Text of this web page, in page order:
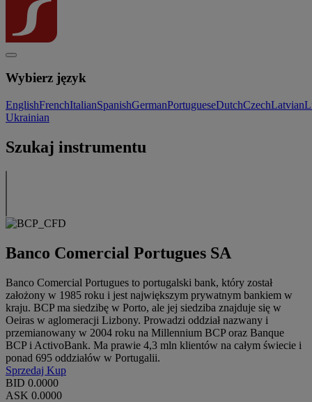
Wybierz język
EnglishFrenchItalianSpanishGermanPortugueseDutchCzechLatvian
Ukrainian
Szukaj instrumentu
Banco Comercial Portugues SA
Banco Comercial Portugues to portugalski bank, który został
założony w 1985 roku i jest największym prywatnym bankiem w
kraju. BCP ma siedzibę w Porto, ale jej siedziba znajduje się w
Oeiras w aglomeracji Lizbony. Prowadzi oddział nazwany i
przemianowany w 2004 roku na Millennium BCP oraz Banque
BCP i ActivoBank. Ma prawie 4,3 mln klientów na całym świecie i
ponad 695 oddziałów w Portugalii.
Sprzedaj Kup
BID 0.0000
ASK 0.0000